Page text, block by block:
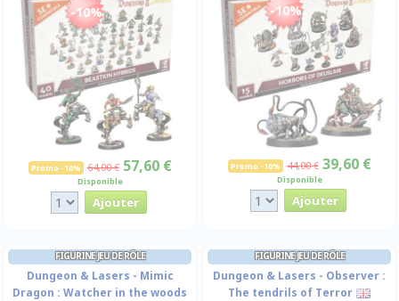
-10%
Promo -10% 64,00 € 57,60 €
Disponible
-10%
Promo -10% 44,00 € 39,60 €
Disponible
FIGURINE JEU DE RÔLE
Dungeon & Lasers - Mimic
Dragon : Watcher in the woods
FIGURINE JEU DE RÔLE
Dungeon & Lasers - Observer :
The tendrils of Terror